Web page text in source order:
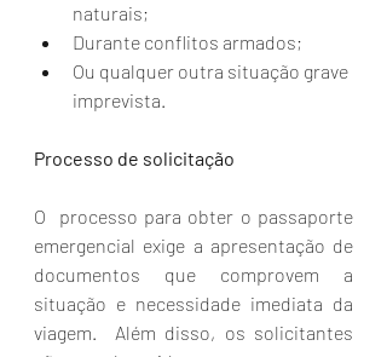
naturais;
Durante conflitos armados;
Ou qualquer outra situação grave
imprevista.
Processo de solicitação
O  processo para obter o passaporte
emergencial exige a apresentação de
documentos que comprovem a
situação e necessidade imediata da
viagem.  Além disso, os solicitantes